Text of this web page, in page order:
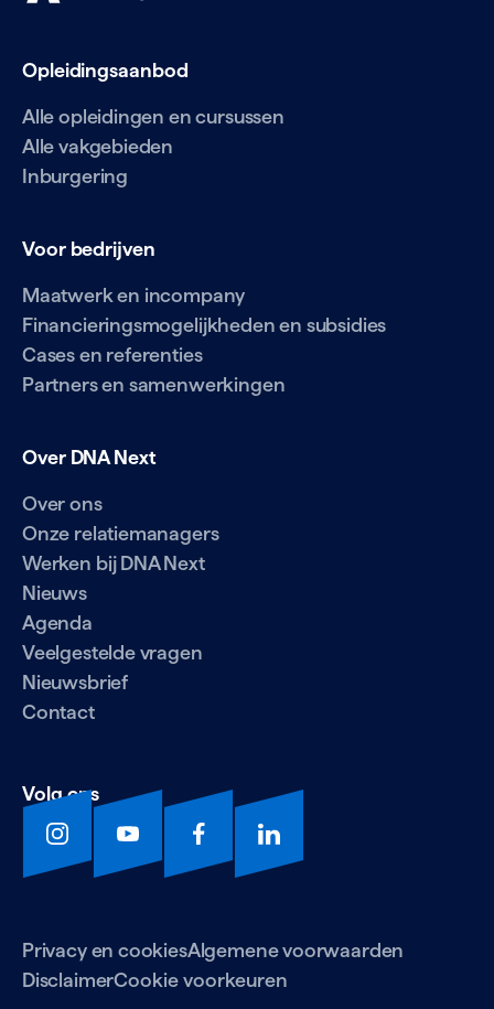
Opleidingsaanbod
Alle opleidingen en cursussen
Alle vakgebieden
Inburgering
Voor bedrijven
Maatwerk en incompany
Financieringsmogelijkheden en subsidies
Cases en referenties
Partners en samenwerkingen
Over DNA Next
Over ons
Onze relatiemanagers
Werken bij DNA Next
Nieuws
Agenda
Veelgestelde vragen
Nieuwsbrief
Contact
Privacy en cookiesAlgemene voorwaarden
DisclaimerCookie voorkeuren
Volg ons